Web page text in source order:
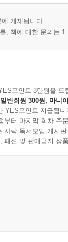
게재됩니다.
, 책에 대한 문의는
포인트 3만원을 드
일반회원 300원, 마니
YES포인트 지급됩니
부터 마지막 회차 주
사락 독서모임 게시
패션 및 판매금지 상